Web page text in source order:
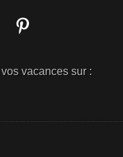
vacances sur :